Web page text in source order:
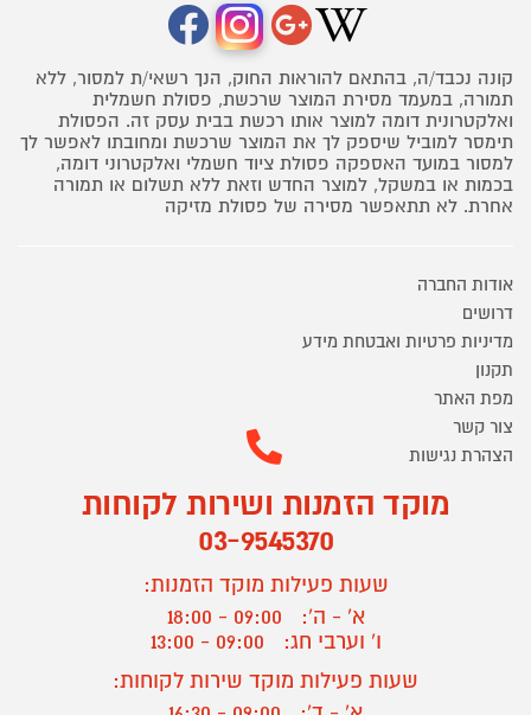
קונה נכבד/ה, בהתאם להוראות החוק, הנך רשאי/ת למסור, ללא
תמורה, במעמד מסירת המוצר שרכשת, פסולת חשמלית
ואלקטרונית דומה למוצר אותו רכשת בבית עסק זה. הפסולת
תימסר למוביל שיספק לך את המוצר שרכשת ומחובתו לאפשר לך
למסור במועד האספקה פסולת ציוד חשמלי ואלקטרוני דומה,
בכמות או במשקל, למוצר החדש וזאת ללא תשלום או תמורה
אחרת. לא תתאפשר מסירה של פסולת מזיקה
אודות החברה
דרושים
מדיניות פרטיות ואבטחת מידע
תקנון
מפת האתר
צור קשר
הצהרת נגישות
מוקד הזמנות ושירות לקוחות
03-9545370
שעות פעילות מוקד הזמנות:
א' - ה':
09:00 - 18:00
ו' וערבי חג:
09:00 - 13:00
שעות פעילות מוקד שירות לקוחות: